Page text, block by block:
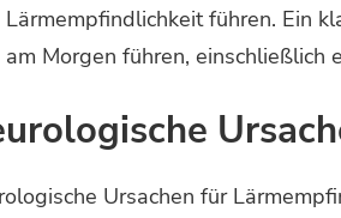
Lärmempfindlichkeit führen. Ein
am Morgen führen, einschließlich
Ursachen für